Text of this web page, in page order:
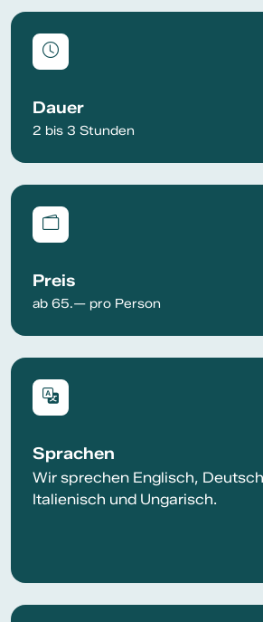
Dauer
2 bis 3 Stunden
Preis
ab 65.— pro Person
Sprachen
Wir sprechen Englisch,
Italienisch und Ungarisch.